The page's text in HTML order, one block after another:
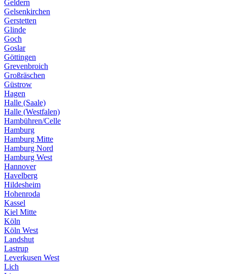
Geldern
Gelsenkirchen
Gerstetten
Glinde
Goch
Goslar
Göttingen
Grevenbroich
Großräschen
Güstrow
Hagen
Halle (Saale)
Halle (Westfalen)
Hambühren/Celle
Hamburg
Hamburg Mitte
Hamburg Nord
Hamburg West
Hannover
Havelberg
Hildesheim
Hohenroda
Kassel
Kiel Mitte
Köln
Köln West
Landshut
Lastrup
Leverkusen West
Lich